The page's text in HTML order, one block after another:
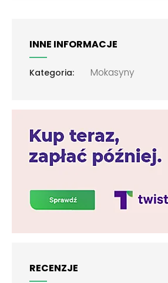
INNE INFORMACJE
Kategoria: Mokasyny
RECENZJE